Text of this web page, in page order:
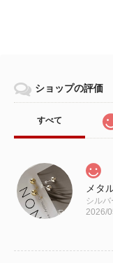
ショップの評価
すべて
メタ
シルバ
2026/